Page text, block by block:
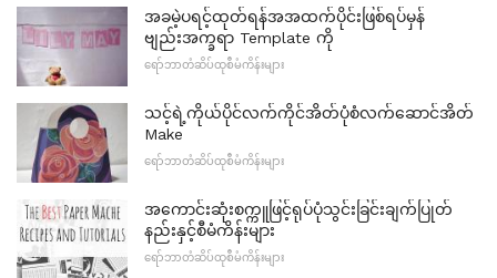
အခမဲ့ပရင့်ထုတ်ရန်အအထက်ပိုင်းဖြစ်ရပ်မှန်
ဗျည်းအက္ခရာ Template ကို
ရော်ဘာတံဆိပ်ထုစီမံကိန်းများ
သင့်ရဲ့ကိုယ်ပိုင်လက်ကိုင်အိတ်ပုံစံလက်ဆောင်အိတ်
Make
ရော်ဘာတံဆိပ်ထုစီမံကိန်းများ
အကောင်းဆုံးစက္ကူဖြင့်ရုပ်ပုံသွင်းခြင်းချက်ပြုတ်
နည်းနှင့်စီမံကိန်းများ
ရော်ဘာတံဆိပ်ထုစီမံကိန်းများ